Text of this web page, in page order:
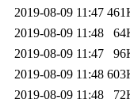
2019-08-09 11:47
2019-08-09 11:48
2019-08-09 11:47
2019-08-09 11:48
2019-08-09 11:48